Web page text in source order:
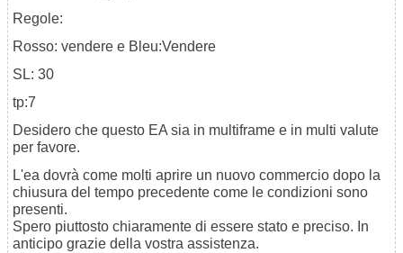
Regole:
Rosso: vendere e Bleu:Vendere
SL: 30
tp:7
Desidero che questo EA sia in multiframe e in multi valute
per favore.
L'ea dovrà come molti aprire un nuovo commercio dopo la
chiusura del tempo precedente come le condizioni sono
presenti.
Spero piuttosto chiaramente di essere stato e preciso. In
anticipo grazie della vostra assistenza.